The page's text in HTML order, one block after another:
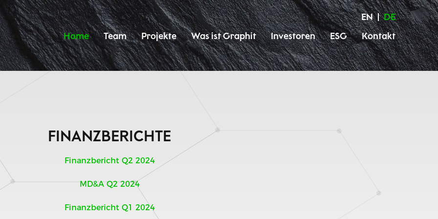
EN DE
Home Team Projekte Was ist Graphit Investoren ESG Kontakt
FINANZBERICHTE
Finanzbericht Q2 2024
MD&A Q2 2024
Finanzbericht Q1 2024